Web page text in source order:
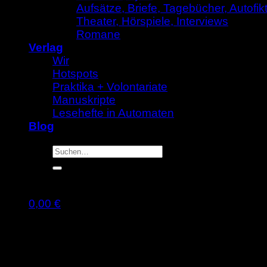
Aufsätze, Briefe, Tagebücher,
Theater, Hörspiele, Interviews
Romane
Verlag
Wir
Hotspots
Praktika + Volontariate
Manuskripte
Lesehefte in Automaten
Blog
Suche
0,00 €